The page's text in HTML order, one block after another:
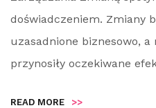
doświadczeniem. Zmiany
uzasadnione biznesowo,
przynosiły oczekiwane
READ MORE >>